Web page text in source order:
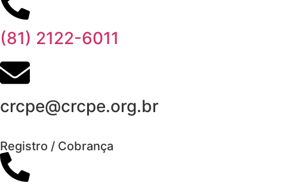
(81) 2122-6011
crcpe@crcpe.org.br
Registro / Cobrança